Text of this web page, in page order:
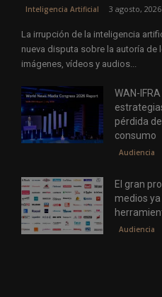
Inteligencia Artificial 3 agosto, 2026
La irrupción de la inteligencia
nueva disputa sobre la autoría
imágenes, vídeos y audios...
WAN-
pérdida
consumo
Audiencia
El gran
medios
Audiencia